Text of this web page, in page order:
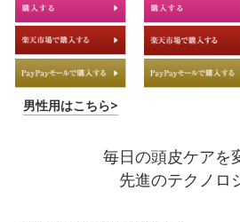
男性用はこちら>
毎日の頭皮ケアを
先進のテクノロ